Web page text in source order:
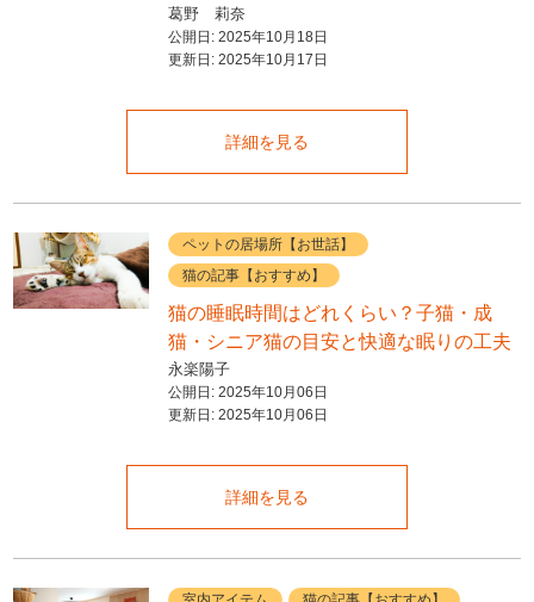
葛野 莉奈
公開日: 2025年10月18日
更新日: 2025年10月17日
詳細を見る
ペットの居場所【お世話】
猫の記事【おすすめ】
猫の睡眠時間はどれくらい？子猫・成
猫・シニア猫の目安と快適な眠りの工夫
永楽陽子
公開日: 2025年10月06日
更新日: 2025年10月06日
詳細を見る